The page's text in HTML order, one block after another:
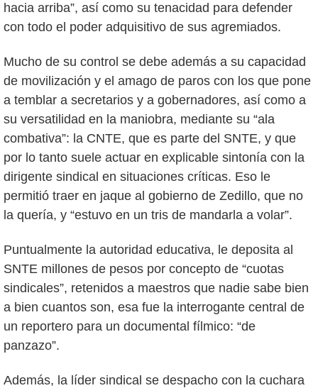
hacia arriba”, así como su tenacidad para defender
con todo el poder adquisitivo de sus agremiados.
Mucho de su control se debe además a su capacidad
de movilización y el amago de paros con los que pone
a temblar a secretarios y a gobernadores, así como a
su versatilidad en la maniobra, mediante su “ala
combativa”: la CNTE, que es parte del SNTE, y que
por lo tanto suele actuar en explicable sintonía con la
dirigente sindical en situaciones críticas. Eso le
permitió traer en jaque al gobierno de Zedillo, que no
la quería, y “estuvo en un tris de mandarla a volar”.
Puntualmente la autoridad educativa, le deposita al
SNTE millones de pesos por concepto de “cuotas
sindicales”, retenidos a maestros que nadie sabe bien
a bien cuantos son, esa fue la interrogante central de
un reportero para un documental fílmico: “de
panzazo”.
Además, la líder sindical se despacho con la cuchara